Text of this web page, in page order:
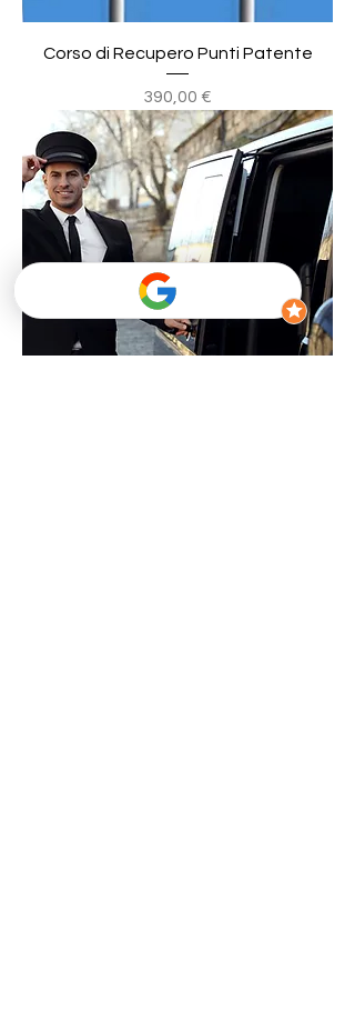
Corso di Recupero Punti Patente
Prezzo
390,00 €